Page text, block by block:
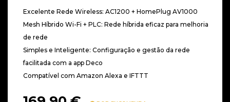
Excelente Rede Wireless: AC1200 + HomePlug AV1000
Mesh Híbrido Wi-Fi + PLC: Rede híbrida eficaz para melhoria
de rede
Simples e Inteligente: Configuração e gestão da rede
facilitada com a app Deco
Compatível com Amazon Alexa e IFTTT